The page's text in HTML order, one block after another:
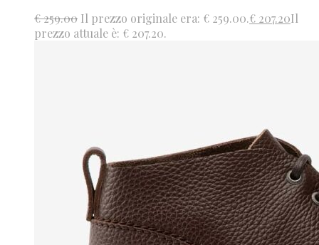
€259.00 Il prezzo originale era: € 259.00.€ 207.20Il
prezzo attuale è: € 207.20.